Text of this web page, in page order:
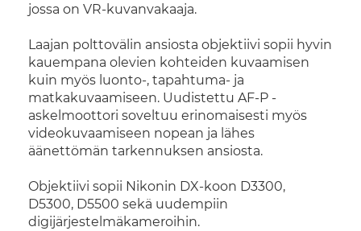
jossa on VR-kuvanvakaaja.
Laajan polttovälin ansiosta objektiivi sopii hyvin
kauempana olevien kohteiden kuvaamisen
kuin myös luonto-, tapahtuma- ja
matkakuvaamiseen. Uudistettu AF-P -
askelmoottori soveltuu erinomaisesti myös
videokuvaamiseen nopean ja lähes
äänettömän tarkennuksen ansiosta.
Objektiivi sopii Nikonin DX-koon D3300,
D5300, D5500 sekä uudempiin
digijärjestelmäkameroihin.